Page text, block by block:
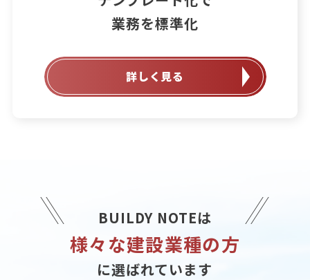
業務を標準化
詳しく見る
BUILDY NOTEは
様々な建設業種の方
に選ばれています